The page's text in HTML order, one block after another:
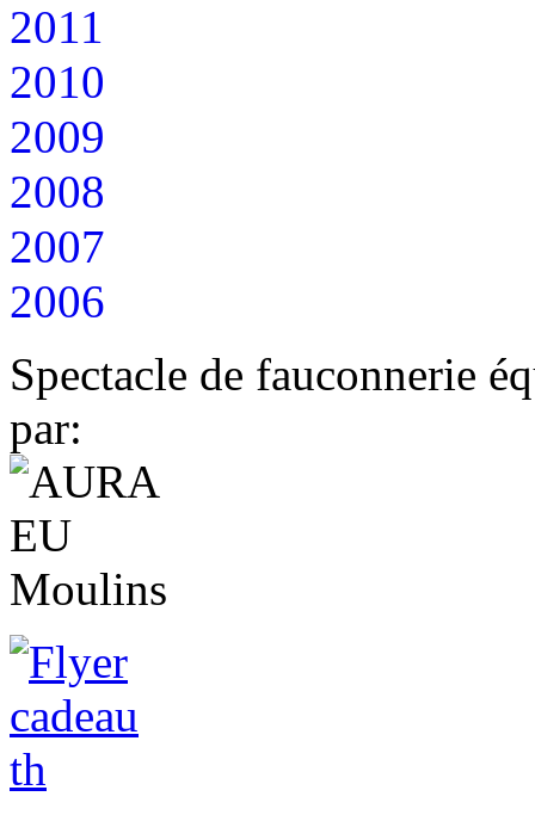
2011
2010
2009
2008
2007
2006
Spectacle de fauconnerie
par: